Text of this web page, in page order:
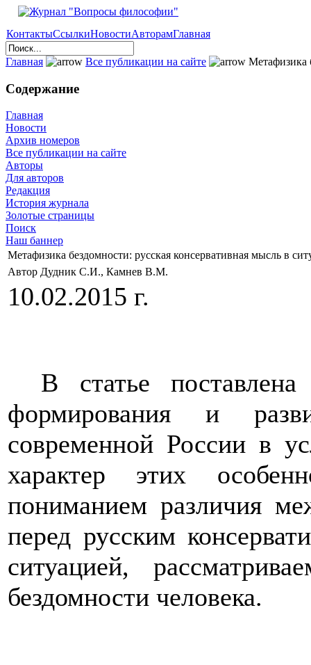
КонтактыСсылкиНовостиАвторамГлавная
Главная Все публикации на сайте Метафизика
Содержание
Главная
Новости
Архив номеров
Все публикации на сайте
Авторы
Для авторов
Редакция
История журнала
Золотые страницы
Поиск
Наш баннер
Метафизика бездомности: русская консервативная мысль в
Автор Дудник С.И., Камнев В.М.
10.02.2015 г.
В статье поставлена
формирования и
современной России в
характер этих
пониманием различия
перед русским
ситуацией,
бездомности человека.